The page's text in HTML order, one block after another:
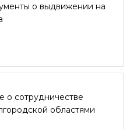
о выдвижении на
о сотрудничестве
областями